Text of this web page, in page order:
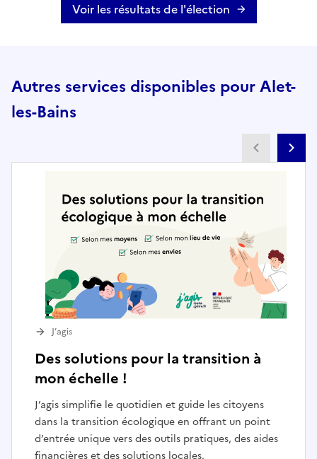
Voir les résultats de l'élection
Autres services disponibles pour Alet-
les-Bains
Des solutions pour la transition à
mon échelle !
J’agis simplifie le quotidien et guide les citoyens
dans la transition écologique en offrant un point
d’entrée unique vers des outils pratiques, des aides
J’agis